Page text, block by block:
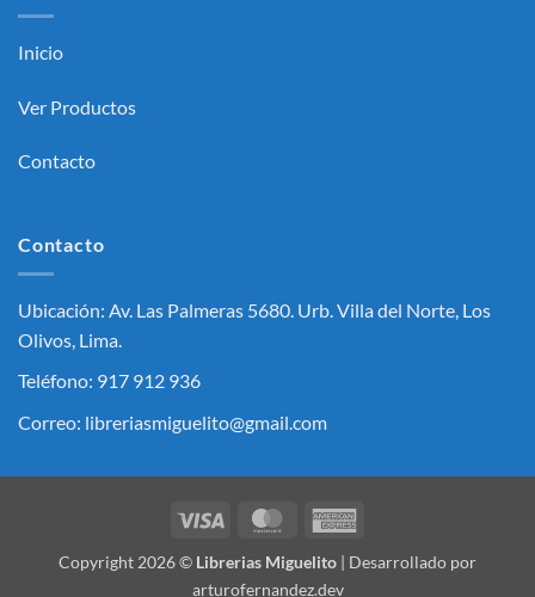
Inicio
Ver Productos
Contacto
Contacto
Ubicación: Av. Las Palmeras 5680. Urb. Villa del Norte, Los
Olivos, Lima.
Teléfono: 917 912 936
Correo: libreriasmiguelito@gmail.com
Visa MasterCard
Copyright 2026 © Librerias Miguelito | Desarrollado por
arturofernandez.dev